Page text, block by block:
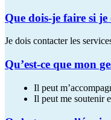
Que dois-je faire si
Je dois contacter les
Qu’est-ce que mon
Il peut
Il peut me soutenir